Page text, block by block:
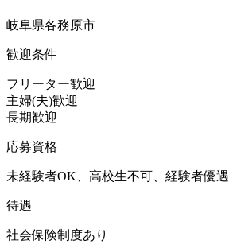
岐阜県各務原市
歓迎条件
フリーター歓迎
主婦(夫)歓迎
長期歓迎
応募資格
未経験者OK、高校生不可、経験者優遇
待遇
社会保険制度あり